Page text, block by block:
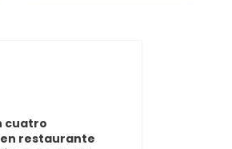
cuatro
restaurante